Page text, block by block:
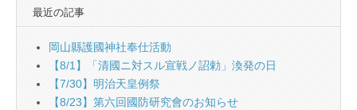
最近の記事
岡山縣護國神社奉仕活動
【8/1】「清國ニ対スル宣戦ノ詔勅」渙発の日
【7/30】明治天皇例祭
【8/23】第六回國防研究會のお知らせ